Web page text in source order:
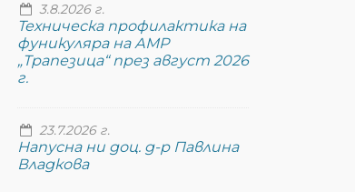
3.8.2026 г.
Техническа профилактика на
фуникуляра на АМР
„Трапезица“ през август 2026
г.
23.7.2026 г.
Напусна ни доц. д-р Павлина
Владкова